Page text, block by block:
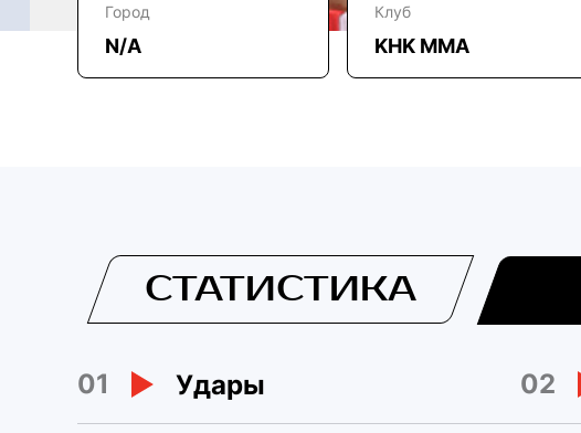
Город
N/A
Клуб
KHK MMA
СТАТИСТИКА
01 Удары 02